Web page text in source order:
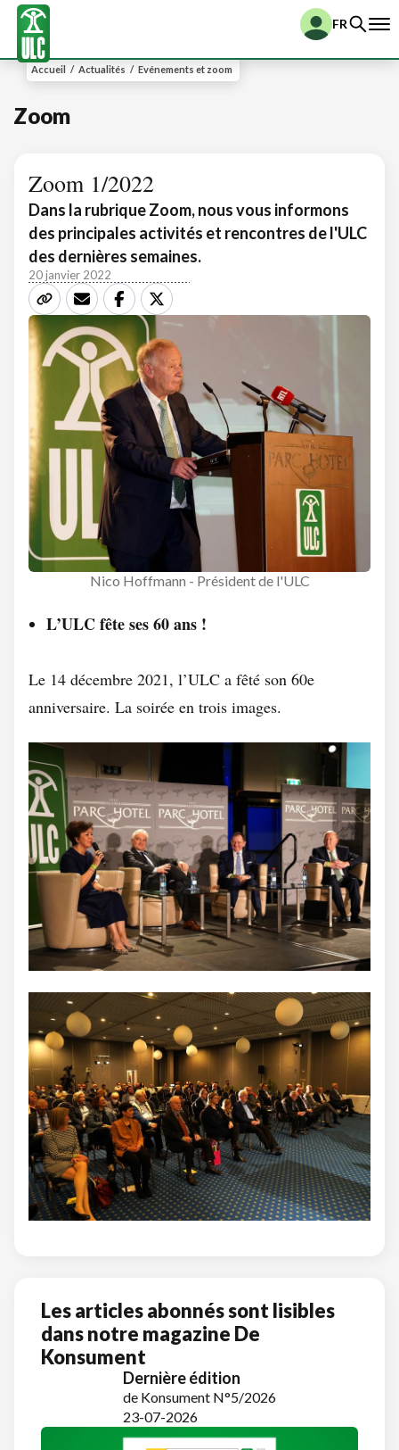
FR
Accueil / Actualités / Evénements et zoom
Zoom
Zoom 1/2022
Dans la rubrique Zoom, nous vous informons
des principales activités et rencontres de l'ULC
des dernières semaines.
20 janvier 2022
Nico Hoffmann - Président de l'ULC
L’ULC fête ses 60 ans !
Le 14 décembre 2021, l’ULC a fêté son 60e
anniversaire. La soirée en trois images.
Les articles abonnés sont lisibles
dans notre magazine De
Konsument
Dernière édition
de Konsument N°5/2026
23-07-2026